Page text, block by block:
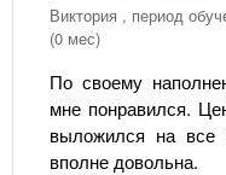
Виктория , период
(0 мес)
По своему
мне понравился.
выложился на все
вполне довольна.